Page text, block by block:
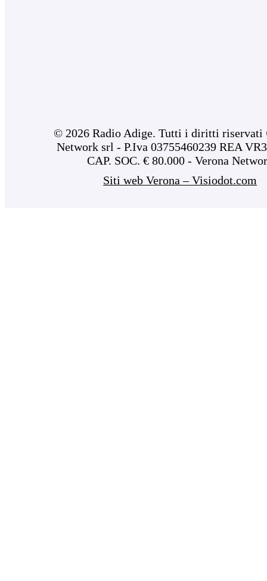
© 2026 Radio Adige. Tutti i diritti riservati
Network srl - P.Iva 03755460239 REA
CAP. SOC. € 80.000 - Verona
Siti web Verona – Visiodot.com